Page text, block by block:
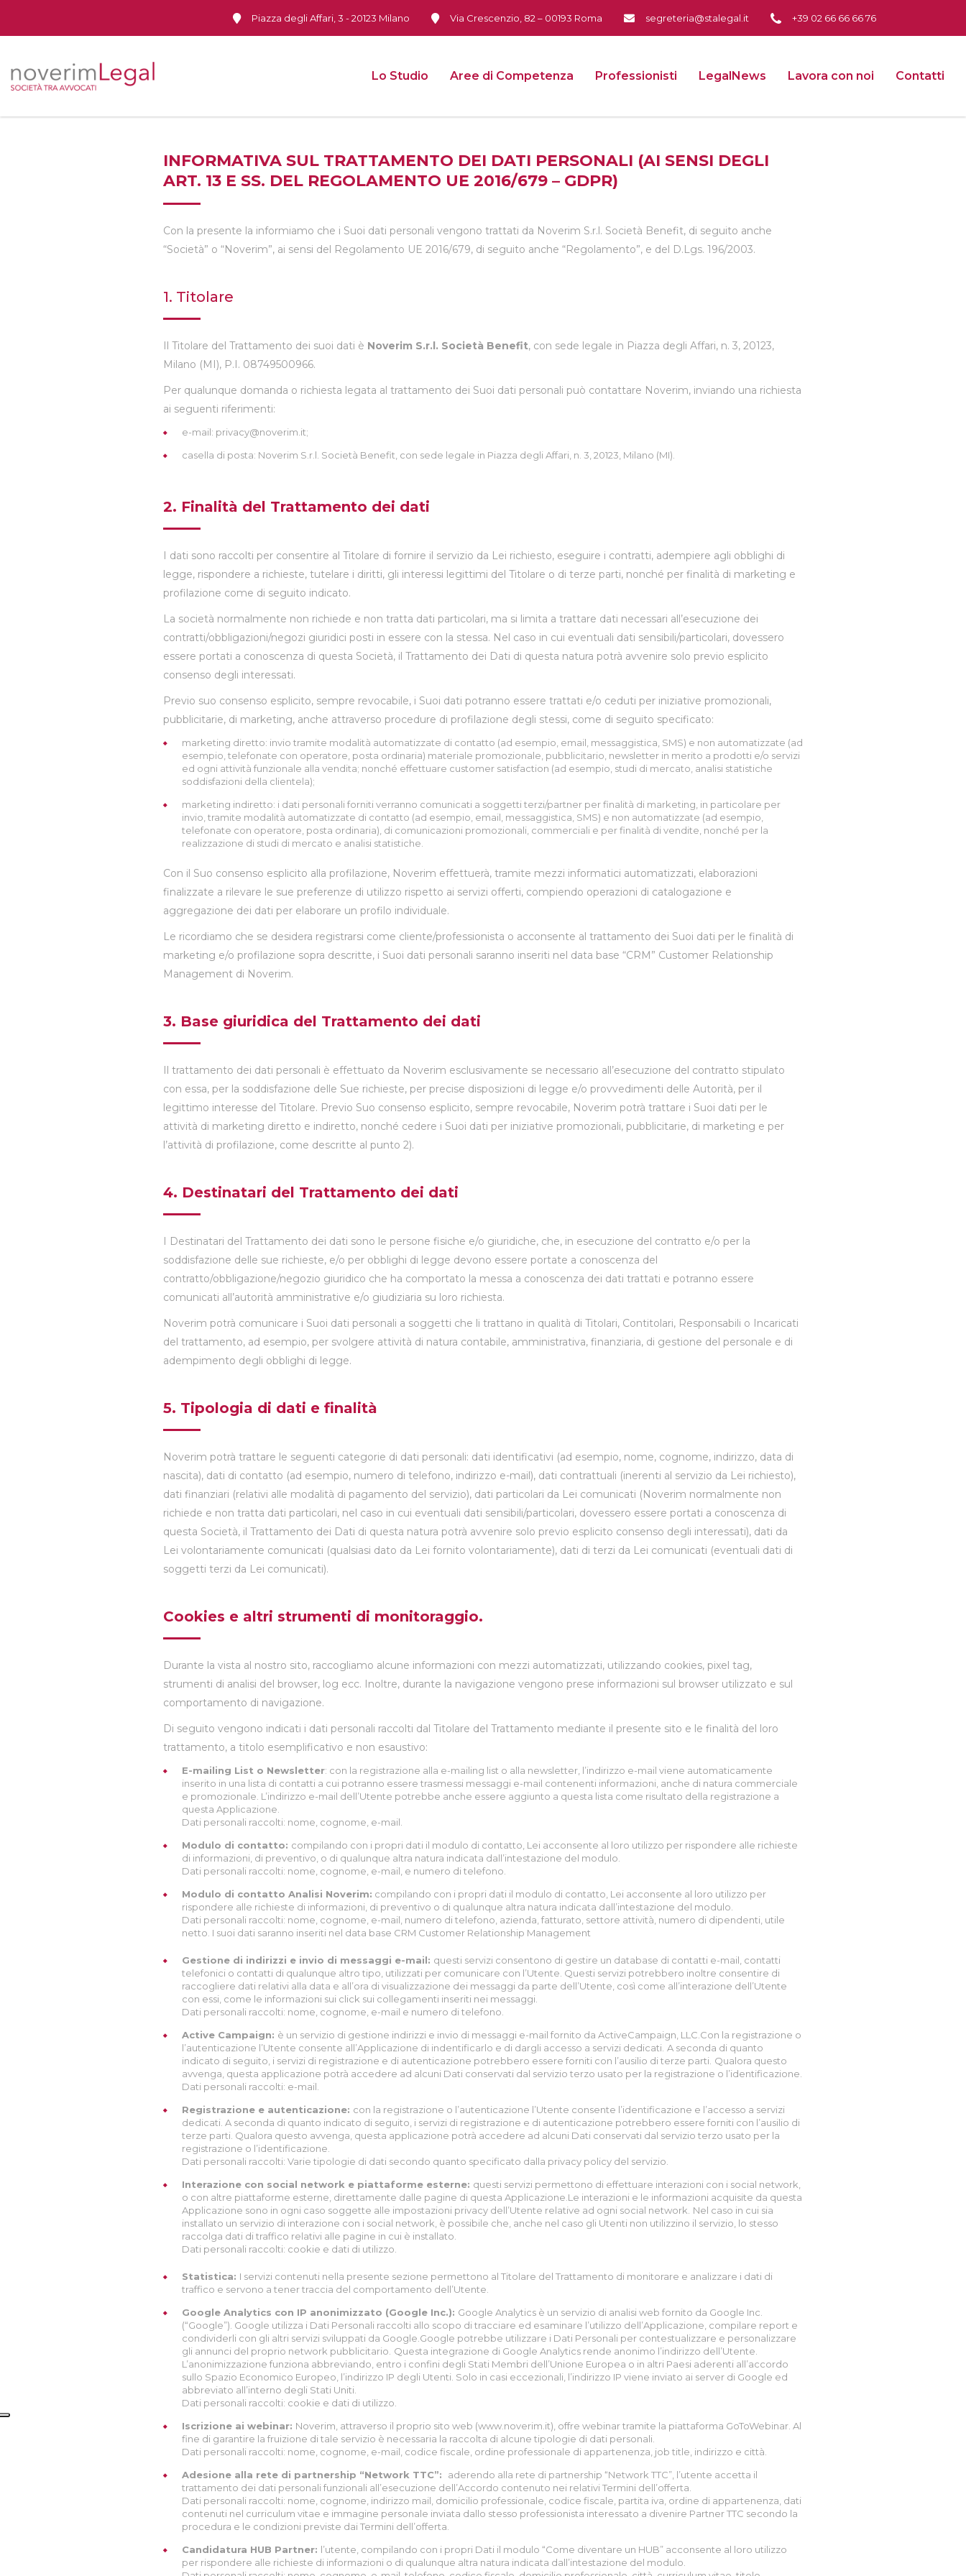
Piazza degli Affari, 3 - 20123 Milano Via Crescenzio, 82 – 00193 Roma segreteria@stalegal.it +39 02 66 66 66 76
Lo Studio Aree di Competenza Professionisti LegalNews Lavora con noi Contatti
INFORMATIVA SUL TRATTAMENTO DEI DATI PERSONALI (AI SENSI DEGLI
ART. 13 E SS. DEL REGOLAMENTO UE 2016/679 – GDPR)
Con la presente la informiamo che i Suoi dati personali vengono trattati da Noverim S.r.l. Società Benefit, di seguito anche
“Società” o “Noverim”, ai sensi del Regolamento UE 2016/679, di seguito anche “Regolamento”, e del D.Lgs. 196/2003.
1. Titolare
Il Titolare del Trattamento dei suoi dati è Noverim S.r.l. Società Benefit, con sede legale in Piazza degli Affari, n. 3, 20123,
Milano (MI), P.I. 08749500966.
Per qualunque domanda o richiesta legata al trattamento dei Suoi dati personali può contattare Noverim, inviando una richiesta
ai seguenti riferimenti:
e-mail: privacy@noverim.it;
casella di posta: Noverim S.r.l. Società Benefit, con sede legale in Piazza degli Affari, n. 3, 20123, Milano (MI).
2. Finalità del Trattamento dei dati
I dati sono raccolti per consentire al Titolare di fornire il servizio da Lei richiesto, eseguire i contratti, adempiere agli obblighi di
legge, rispondere a richieste, tutelare i diritti, gli interessi legittimi del Titolare o di terze parti, nonché per finalità di marketing e
profilazione come di seguito indicato.
La società normalmente non richiede e non tratta dati particolari, ma si limita a trattare dati necessari all’esecuzione dei
contratti/obbligazioni/negozi giuridici posti in essere con la stessa. Nel caso in cui eventuali dati sensibili/particolari, dovessero
essere portati a conoscenza di questa Società, il Trattamento dei Dati di questa natura potrà avvenire solo previo esplicito
consenso degli interessati.
Previo suo consenso esplicito, sempre revocabile, i Suoi dati potranno essere trattati e/o ceduti per iniziative promozionali,
pubblicitarie, di marketing, anche attraverso procedure di profilazione degli stessi, come di seguito specificato:
marketing diretto: invio tramite modalità automatizzate di contatto (ad esempio, email, messaggistica, SMS) e non automatizzate (ad
esempio, telefonate con operatore, posta ordinaria) materiale promozionale, pubblicitario, newsletter in merito a prodotti e/o servizi
ed ogni attività funzionale alla vendita; nonché effettuare customer satisfaction (ad esempio, studi di mercato, analisi statistiche
soddisfazioni della clientela);
marketing indiretto: i dati personali forniti verranno comunicati a soggetti terzi/partner per finalità di marketing, in particolare per
invio, tramite modalità automatizzate di contatto (ad esempio, email, messaggistica, SMS) e non automatizzate (ad esempio,
telefonate con operatore, posta ordinaria), di comunicazioni promozionali, commerciali e per finalità di vendite, nonché per la
realizzazione di studi di mercato e analisi statistiche.
Con il Suo consenso esplicito alla profilazione, Noverim effettuerà, tramite mezzi informatici automatizzati, elaborazioni
finalizzate a rilevare le sue preferenze di utilizzo rispetto ai servizi offerti, compiendo operazioni di catalogazione e
aggregazione dei dati per elaborare un profilo individuale.
Le ricordiamo che se desidera registrarsi come cliente/professionista o acconsente al trattamento dei Suoi dati per le finalità di
marketing e/o profilazione sopra descritte, i Suoi dati personali saranno inseriti nel data base “CRM” Customer Relationship
Management di Noverim.
3. Base giuridica del Trattamento dei dati
Il trattamento dei dati personali è effettuato da Noverim esclusivamente se necessario all’esecuzione del contratto stipulato
con essa, per la soddisfazione delle Sue richieste, per precise disposizioni di legge e/o provvedimenti delle Autorità, per il
legittimo interesse del Titolare. Previo Suo consenso esplicito, sempre revocabile, Noverim potrà trattare i Suoi dati per le
attività di marketing diretto e indiretto, nonché cedere i Suoi dati per iniziative promozionali, pubblicitarie, di marketing e per
l’attività di profilazione, come descritte al punto 2).
4. Destinatari del Trattamento dei dati
I Destinatari del Trattamento dei dati sono le persone fisiche e/o giuridiche, che, in esecuzione del contratto e/o per la
soddisfazione delle sue richieste, e/o per obblighi di legge devono essere portate a conoscenza del
contratto/obbligazione/negozio giuridico che ha comportato la messa a conoscenza dei dati trattati e potranno essere
comunicati all’autorità amministrative e/o giudiziaria su loro richiesta.
Noverim potrà comunicare i Suoi dati personali a soggetti che li trattano in qualità di Titolari, Contitolari, Responsabili o Incaricati
del trattamento, ad esempio, per svolgere attività di natura contabile, amministrativa, finanziaria, di gestione del personale e di
adempimento degli obblighi di legge.
5. Tipologia di dati e finalità
Noverim potrà trattare le seguenti categorie di dati personali: dati identificativi (ad esempio, nome, cognome, indirizzo, data di
nascita), dati di contatto (ad esempio, numero di telefono, indirizzo e-mail), dati contrattuali (inerenti al servizio da Lei richiesto),
dati finanziari (relativi alle modalità di pagamento del servizio), dati particolari da Lei comunicati (Noverim normalmente non
richiede e non tratta dati particolari, nel caso in cui eventuali dati sensibili/particolari, dovessero essere portati a conoscenza di
questa Società, il Trattamento dei Dati di questa natura potrà avvenire solo previo esplicito consenso degli interessati), dati da
Lei volontariamente comunicati (qualsiasi dato da Lei fornito volontariamente), dati di terzi da Lei comunicati (eventuali dati di
soggetti terzi da Lei comunicati).
Cookies e altri strumenti di monitoraggio.
Durante la vista al nostro sito, raccogliamo alcune informazioni con mezzi automatizzati, utilizzando cookies, pixel tag,
strumenti di analisi del browser, log ecc. Inoltre, durante la navigazione vengono prese informazioni sul browser utilizzato e sul
comportamento di navigazione.
Di seguito vengono indicati i dati personali raccolti dal Titolare del Trattamento mediante il presente sito e le finalità del loro
trattamento, a titolo esemplificativo e non esaustivo:
E-mailing List o Newsletter: con la registrazione alla e-mailing list o alla newsletter, l’indirizzo e-mail viene automaticamente
inserito in una lista di contatti a cui potranno essere trasmessi messaggi e-mail contenenti informazioni, anche di natura commerciale
e promozionale. L’indirizzo e-mail dell’Utente potrebbe anche essere aggiunto a questa lista come risultato della registrazione a
questa Applicazione.
Dati personali raccolti: nome, cognome, e-mail.
Modulo di contatto: compilando con i propri dati il modulo di contatto, Lei acconsente al loro utilizzo per rispondere alle richieste
di informazioni, di preventivo, o di qualunque altra natura indicata dall’intestazione del modulo.
Dati personali raccolti: nome, cognome, e-mail, e numero di telefono.
Modulo di contatto Analisi Noverim: compilando con i propri dati il modulo di contatto, Lei acconsente al loro utilizzo per
rispondere alle richieste di informazioni, di preventivo o di qualunque altra natura indicata dall’intestazione del modulo.
Dati personali raccolti: nome, cognome, e-mail, numero di telefono, azienda, fatturato, settore attività, numero di dipendenti, utile
netto. I suoi dati saranno inseriti nel data base CRM Customer Relationship Management
Gestione di indirizzi e invio di messaggi e-mail: questi servizi consentono di gestire un database di contatti e-mail, contatti
telefonici o contatti di qualunque altro tipo, utilizzati per comunicare con l’Utente. Questi servizi potrebbero inoltre consentire di
raccogliere dati relativi alla data e all’ora di visualizzazione dei messaggi da parte dell’Utente, così come all’interazione dell’Utente
con essi, come le informazioni sui click sui collegamenti inseriti nei messaggi.
Dati personali raccolti: nome, cognome, e-mail e numero di telefono.
Active Campaign: è un servizio di gestione indirizzi e invio di messaggi e-mail fornito da ActiveCampaign, LLC.Con la registrazione o
l’autenticazione l’Utente consente all’Applicazione di indentificarlo e di dargli accesso a servizi dedicati. A seconda di quanto
indicato di seguito, i servizi di registrazione e di autenticazione potrebbero essere forniti con l’ausilio di terze parti. Qualora questo
avvenga, questa applicazione potrà accedere ad alcuni Dati conservati dal servizio terzo usato per la registrazione o l’identificazione.
Dati personali raccolti: e-mail.
Registrazione e autenticazione: con la registrazione o l’autenticazione l’Utente consente l’identificazione e l’accesso a servizi
dedicati. A seconda di quanto indicato di seguito, i servizi di registrazione e di autenticazione potrebbero essere forniti con l’ausilio di
terze parti. Qualora questo avvenga, questa applicazione potrà accedere ad alcuni Dati conservati dal servizio terzo usato per la
registrazione o l’identificazione.
Dati personali raccolti: Varie tipologie di dati secondo quanto specificato dalla privacy policy del servizio.
Interazione con social network e piattaforme esterne: questi servizi permettono di effettuare interazioni con i social network,
o con altre piattaforme esterne, direttamente dalle pagine di questa Applicazione.Le interazioni e le informazioni acquisite da questa
Applicazione sono in ogni caso soggette alle impostazioni privacy dell’Utente relative ad ogni social network. Nel caso in cui sia
installato un servizio di interazione con i social network, è possibile che, anche nel caso gli Utenti non utilizzino il servizio, lo stesso
raccolga dati di traffico relativi alle pagine in cui è installato.
Dati personali raccolti: cookie e dati di utilizzo.
Statistica: I servizi contenuti nella presente sezione permettono al Titolare del Trattamento di monitorare e analizzare i dati di
traffico e servono a tener traccia del comportamento dell’Utente.
Google Analytics con IP anonimizzato (Google Inc.): Google Analytics è un servizio di analisi web fornito da Google Inc.
(“Google”). Google utilizza i Dati Personali raccolti allo scopo di tracciare ed esaminare l’utilizzo dell’Applicazione, compilare report e
condividerli con gli altri servizi sviluppati da Google.Google potrebbe utilizzare i Dati Personali per contestualizzare e personalizzare
gli annunci del proprio network pubblicitario. Questa integrazione di Google Analytics rende anonimo l’indirizzo dell’Utente.
L’anonimizzazione funziona abbreviando, entro i confini degli Stati Membri dell’Unione Europea o in altri Paesi aderenti all’accordo
sullo Spazio Economico Europeo, l’indirizzo IP degli Utenti. Solo in casi eccezionali, l’indirizzo IP viene inviato ai server di Google ed
abbreviato all’interno degli Stati Uniti.
Dati personali raccolti: cookie e dati di utilizzo.
Iscrizione ai webinar: Noverim, attraverso il proprio sito web (www.noverim.it), offre webinar tramite la piattaforma GoToWebinar. Al
fine di garantire la fruizione di tale servizio è necessaria la raccolta di alcune tipologie di dati personali.
Dati personali raccolti: nome, cognome, e-mail, codice fiscale, ordine professionale di appartenenza, job title, indirizzo e città.
Adesione alla rete di partnership “Network TTC”: aderendo alla rete di partnership “Network TTC”, l’utente accetta il
trattamento dei dati personali funzionali all’esecuzione dell’Accordo contenuto nei relativi Termini dell’offerta.
Dati personali raccolti: nome, cognome, indirizzo mail, domicilio professionale, codice fiscale, partita iva, ordine di appartenenza, dati
contenuti nel curriculum vitae e immagine personale inviata dallo stesso professionista interessato a divenire Partner TTC secondo la
procedura e le condizioni previste dai Termini dell’offerta.
Candidatura HUB Partner: l’utente, compilando con i propri Dati il modulo “Come diventare un HUB” acconsente al loro utilizzo
per rispondere alle richieste di informazioni o di qualunque altra natura indicata dall’intestazione del modulo.